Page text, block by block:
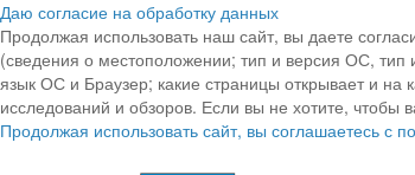
Даю согласие на обработку данных
Продолжая использовать наш сайт, вы даете
(сведения о местоположении; тип и версия ОС, тип
язык ОС и Браузер; какие страницы открывает и на
исследований и обзоров. Если вы не хотите, чтобы
Продолжая использовать сайт, вы соглашаетесь с